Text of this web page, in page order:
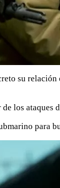
su
los ataques
para